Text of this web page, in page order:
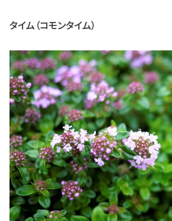
タイム（コモンタイム）